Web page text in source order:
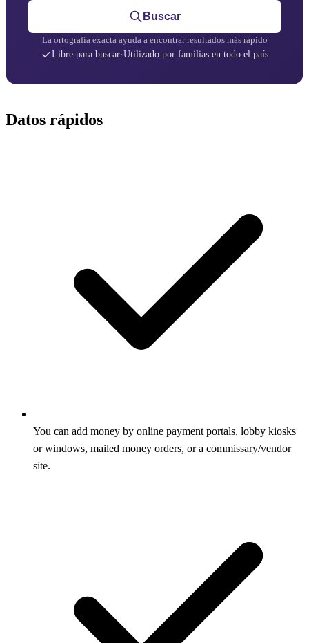
Buscar
La ortografía exacta ayuda a encontrar resultados más rápido
Libre para buscar·Utilizado por familias en todo el país
Datos rápidos
You can add money by online payment portals, lobby kiosks
or windows, mailed money orders, or a commissary/vendor
site.